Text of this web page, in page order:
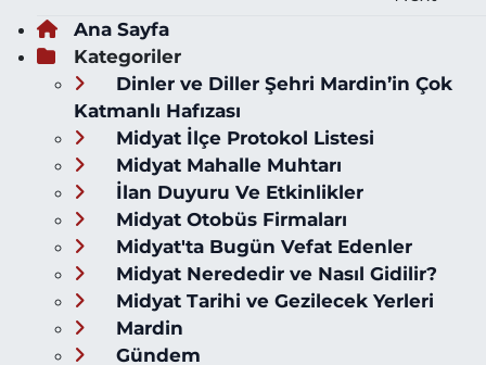
Ana Sayfa
Kategoriler
Dinler ve Diller Şehri Mardin’in Çok
Katmanlı Hafızası
Midyat İlçe Protokol Listesi
Midyat Mahalle Muhtarı
İlan Duyuru Ve Etkinlikler
Midyat Otobüs Firmaları
Midyat'ta Bugün Vefat Edenler
Midyat Nerededir ve Nasıl Gidilir?
Midyat Tarihi ve Gezilecek Yerleri
Mardin
Gündem